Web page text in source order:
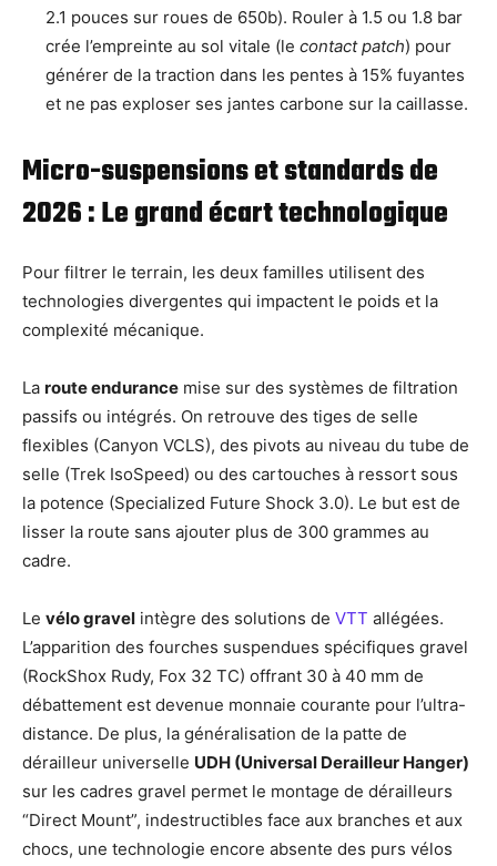
2.1 pouces sur roues de 650b). Rouler à 1.5 ou 1.8 bar
crée l’empreinte au sol vitale (le contact patch) pour
générer de la traction dans les pentes à 15% fuyantes
et ne pas exploser ses jantes carbone sur la caillasse.
Micro-suspensions et standards de
2026 : Le grand écart technologique
Pour filtrer le terrain, les deux familles utilisent des
technologies divergentes qui impactent le poids et la
complexité mécanique.
La route endurance mise sur des systèmes de filtration
passifs ou intégrés. On retrouve des tiges de selle
flexibles (Canyon VCLS), des pivots au niveau du tube de
selle (Trek IsoSpeed) ou des cartouches à ressort sous
la potence (Specialized Future Shock 3.0). Le but est de
lisser la route sans ajouter plus de 300 grammes au
cadre.
Le vélo gravel intègre des solutions de VTT allégées.
L’apparition des fourches suspendues spécifiques gravel
(RockShox Rudy, Fox 32 TC) offrant 30 à 40 mm de
débattement est devenue monnaie courante pour l’ultra-
distance. De plus, la généralisation de la patte de
dérailleur universelle UDH (Universal Derailleur Hanger)
sur les cadres gravel permet le montage de dérailleurs
“Direct Mount”, indestructibles face aux branches et aux
chocs, une technologie encore absente des purs vélos